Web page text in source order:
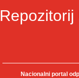
Nacionalni portal